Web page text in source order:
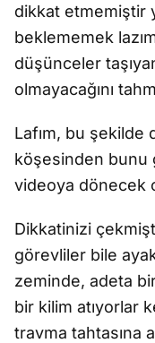
dikkat etmemiştir
beklememek
düşünceler
olmayacağını
Lafım, bu şekilde
köşesinden bunu
videoya dönecek
Dikkatinizi
görevliler bile
zeminde, adeta
bir kilim atıyorlar
travma tahtasına